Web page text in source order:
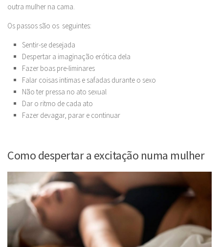
outra mulher na cama.
Os passos são os seguintes:
Sentir-se desejada
Despertar a imaginação erótica dela
Fazer boas pre-liminares
Falar coisas intimas e safadas durante o sexo
Não ter pressa no ato sexual
Dar o ritmo de cada ato
Fazer devagar, parar e continuar
Como despertar a excitação numa mulher